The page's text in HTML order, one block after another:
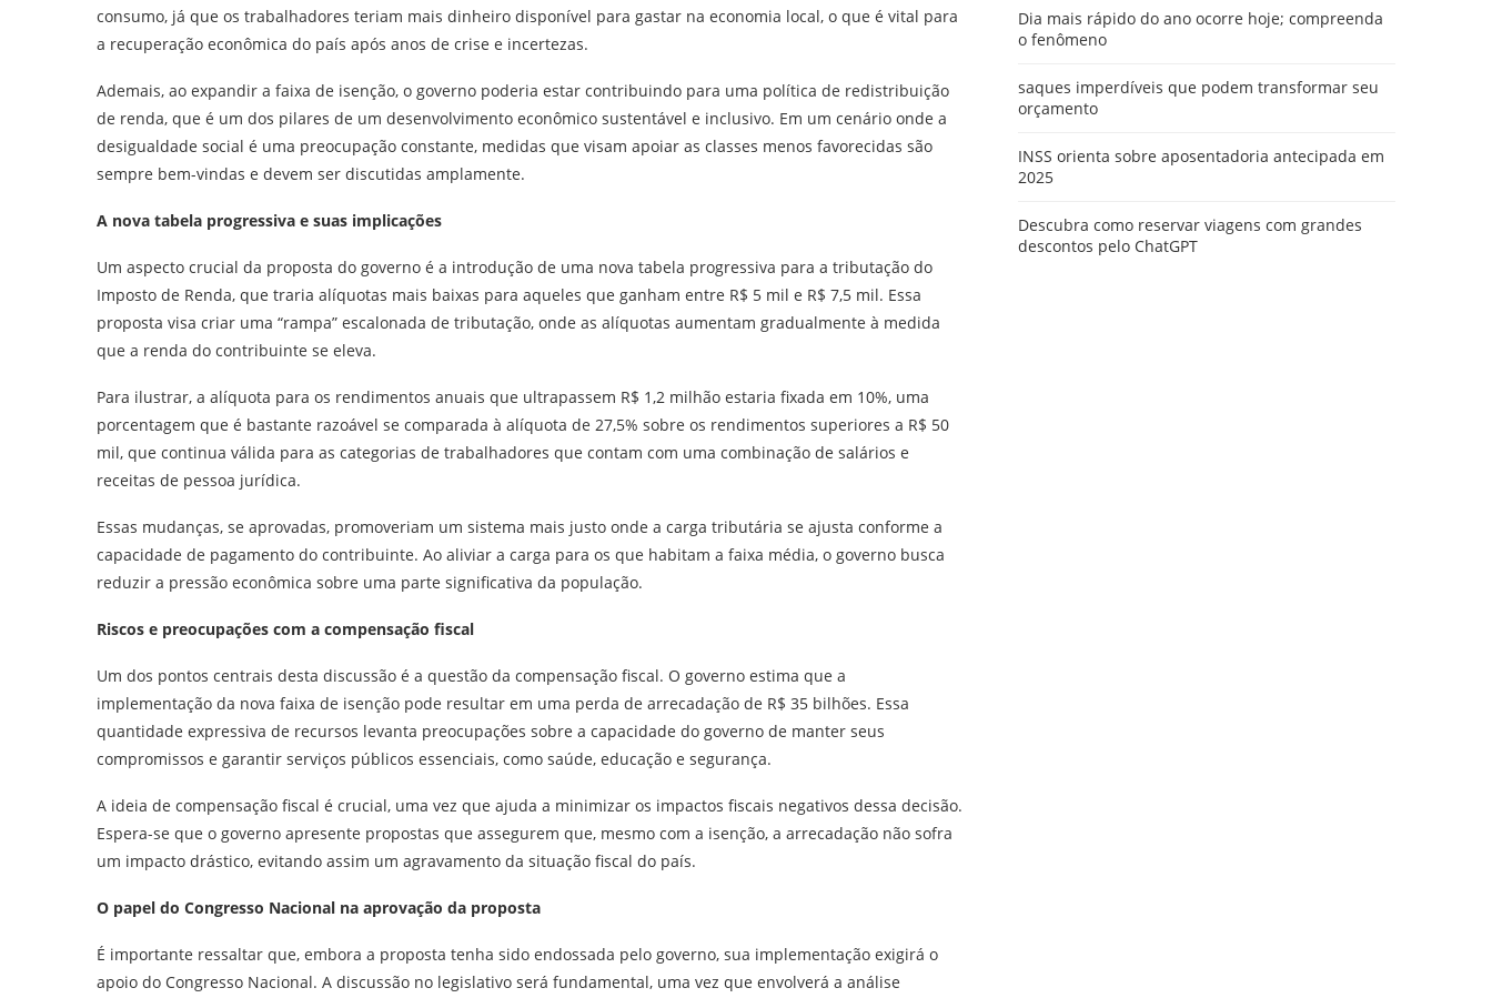
consumo, já que os trabalhadores teriam mais dinheiro disponível para gastar na economia local, o que é vital para
a recuperação econômica do país após anos de crise e incertezas.
Ademais, ao expandir a faixa de isenção, o governo poderia estar contribuindo para uma política de redistribuição
de renda, que é um dos pilares de um desenvolvimento econômico sustentável e inclusivo. Em um cenário onde a
desigualdade social é uma preocupação constante, medidas que visam apoiar as classes menos favorecidas são
sempre bem-vindas e devem ser discutidas amplamente.
A nova tabela progressiva e suas implicações
Um aspecto crucial da proposta do governo é a introdução de uma nova tabela progressiva para a tributação do
Imposto de Renda, que traria alíquotas mais baixas para aqueles que ganham entre R$ 5 mil e R$ 7,5 mil. Essa
proposta visa criar uma “rampa” escalonada de tributação, onde as alíquotas aumentam gradualmente à medida
que a renda do contribuinte se eleva.
Para ilustrar, a alíquota para os rendimentos anuais que ultrapassem R$ 1,2 milhão estaria fixada em 10%, uma
porcentagem que é bastante razoável se comparada à alíquota de 27,5% sobre os rendimentos superiores a R$ 50
mil, que continua válida para as categorias de trabalhadores que contam com uma combinação de salários e
receitas de pessoa jurídica.
Essas mudanças, se aprovadas, promoveriam um sistema mais justo onde a carga tributária se ajusta conforme a
capacidade de pagamento do contribuinte. Ao aliviar a carga para os que habitam a faixa média, o governo busca
reduzir a pressão econômica sobre uma parte significativa da população.
Riscos e preocupações com a compensação fiscal
Um dos pontos centrais desta discussão é a questão da compensação fiscal. O governo estima que a
implementação da nova faixa de isenção pode resultar em uma perda de arrecadação de R$ 35 bilhões. Essa
quantidade expressiva de recursos levanta preocupações sobre a capacidade do governo de manter seus
compromissos e garantir serviços públicos essenciais, como saúde, educação e segurança.
A ideia de compensação fiscal é crucial, uma vez que ajuda a minimizar os impactos fiscais negativos dessa decisão.
Espera-se que o governo apresente propostas que assegurem que, mesmo com a isenção, a arrecadação não sofra
um impacto drástico, evitando assim um agravamento da situação fiscal do país.
O papel do Congresso Nacional na aprovação da proposta
É importante ressaltar que, embora a proposta tenha sido endossada pelo governo, sua implementação exigirá o
apoio do Congresso Nacional. A discussão no legislativo será fundamental, uma vez que envolverá a análise
Dia mais rápido do ano ocorre hoje; compreenda
o fenômeno
saques imperdíveis que podem transformar seu
orçamento
INSS orienta sobre aposentadoria antecipada em
2025
Descubra como reservar viagens com grandes
descontos pelo ChatGPT